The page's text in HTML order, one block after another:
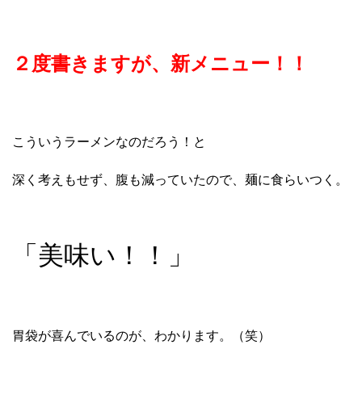
２度書きますが、新メニュー！！
こういうラーメンなのだろう！と
深く考えもせず、腹も減っていたので、麺に食らいつく。
「美味い！！」
胃袋が喜んでいるのが、わかります。（笑）